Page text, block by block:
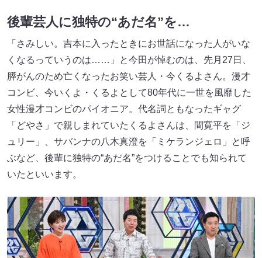
後輩芸人に独特の“あだ名”を…
「さみしい。吉本に入ったときにお世話になった人がいな
くなるっていうのは……」と今田が悼むのは、先月27日、
膵がんのため亡くなったお笑い芸人・今くるよさん。漫才
コンビ、今いくよ・くるよとして80年代に一世を風靡した
女性漫才コンビのパイオニア。代名詞ともなったギャグ
「どやさ」で親しまれていたくるよさんは、間寛平を「ジ
ュリー」、サバンナの八木真澄を「ミケランジェロ」と呼
ぶなど、後輩に独特の“あだ名”をつけることでも知られて
いたといいます。